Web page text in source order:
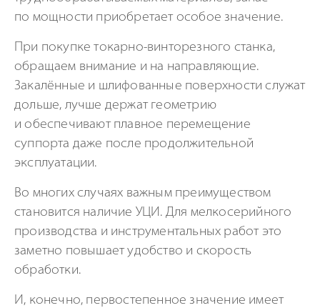
по мощности приобретает особое значение.
При покупке токарно-винторезного станка,
обращаем внимание и на направляющие.
Закалённые и шлифованные поверхности служат
дольше, лучше держат геометрию
и обеспечивают плавное перемещение
суппорта даже после продолжительной
эксплуатации.
Во многих случаях важным преимуществом
становится наличие УЦИ. Для мелкосерийного
производства и инструментальных работ это
заметно повышает удобство и скорость
обработки.
И, конечно, первостепенное значение имеет